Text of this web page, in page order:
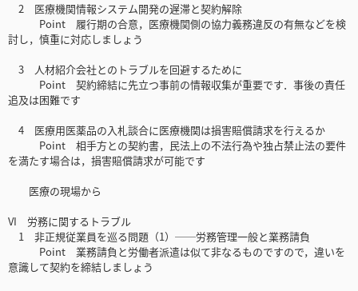
2 医療機関情報システム開発の遅滞と契約解除
Point 履行期の合意，医療機関側の協力義務違反の有無などを検
討し，慎重に対応しましょう
3 人材紹介会社とのトラブルを回避するために
Point 契約締結に先立つ事前の情報収集が重要です．事後の責任
追及は困難です
4 医療用医薬品の入札談合に医療機関は損害賠償請求を行えるか
Point 相手方との契約書，民法上の不法行為や独占禁止法の要件
を満たす場合は，損害賠償請求が可能です
医療の現場から
VI 労務に関するトラブル
1 非正規従業員を巡る問題（1）──労務管理一般と業務請負
Point 業務請負と労働者派遣は似て非なるものですので，違いを
意識して契約を締結しましょう